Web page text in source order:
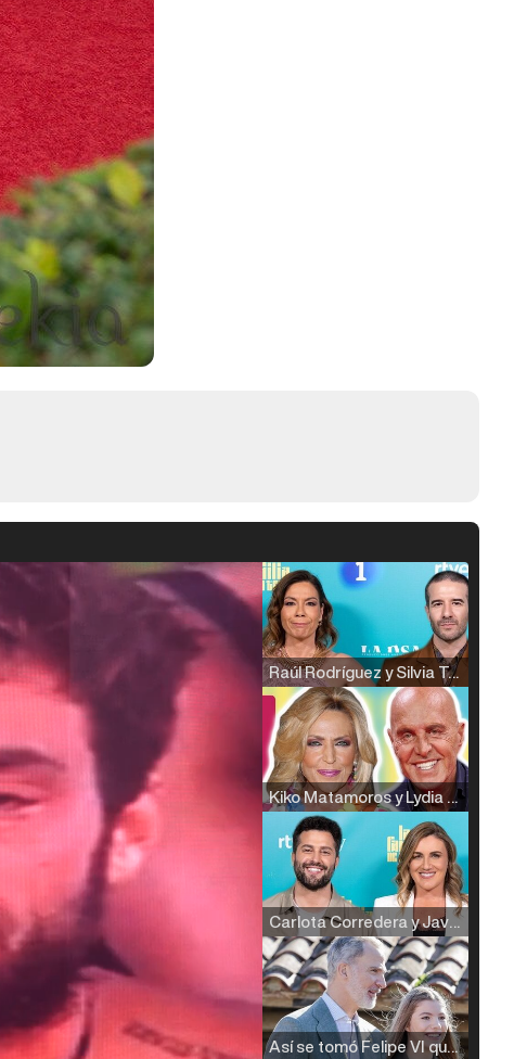
Raúl Rodríguez y Silvia Taulés nos cuentan su papel en 'La familia de la tele'
Kiko Matamoros y Lydia Lozano: "Nuestro público es de todas las edades y RTVE tiene un público muy pegado a las novelas, al que tenemos que captar"
Carlota Corredera y Javier de Hoyos: "La tele tiene que representar al público también y aquí están todos los perfiles posibles&quo;
Así se tomó Felipe VI que la Infanta Sofía no quisiera recibir formación militar